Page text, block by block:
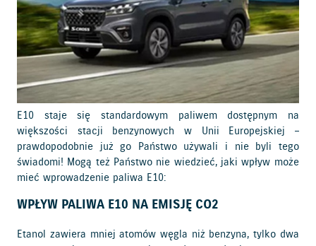
E10 staje się standardowym paliwem dostępnym na
większości stacji benzynowych w Unii Europejskiej –
prawdopodobnie już go Państwo używali i nie byli tego
świadomi! Mogą też Państwo nie wiedzieć, jaki wpływ może
mieć wprowadzenie paliwa E10:
WPŁYW PALIWA E10 NA EMISJĘ CO2
Etanol zawiera mniej atomów węgla niż benzyna, tylko dwa